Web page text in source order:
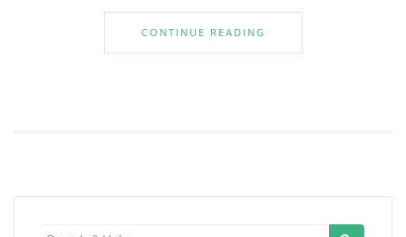
CONTINUE READING